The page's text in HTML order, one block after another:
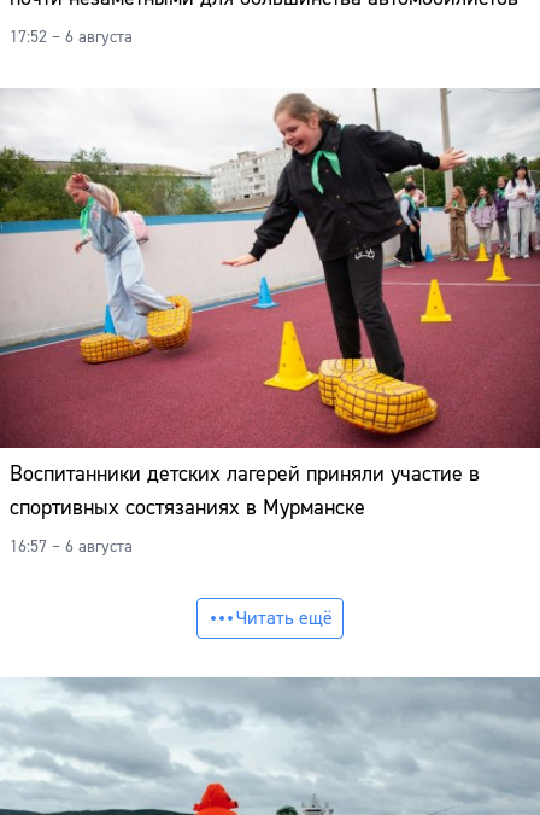
17:52 – 6 августа
Воспитанники детских лагерей приняли участие в
спортивных состязаниях в Мурманске
16:57 – 6 августа
Читать ещё